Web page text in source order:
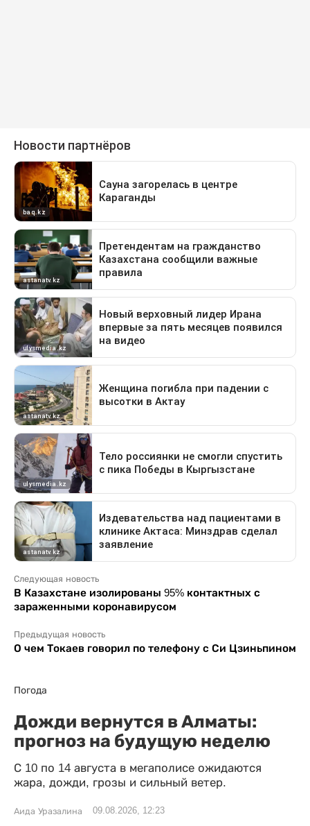
Следующая новость
В Казахстане изолированы 95% контактных с
зараженными коронавирусом
Предыдущая новость
О чем Токаев говорил по телефону с Си Цзиньпином
Погода
Дожди вернутся в Алматы:
прогноз на будущую неделю
С 10 по 14 августа в мегаполисе ожидаются
жара, дожди, грозы и сильный ветер.
Аида Уразалина 09.08.2026, 12:23